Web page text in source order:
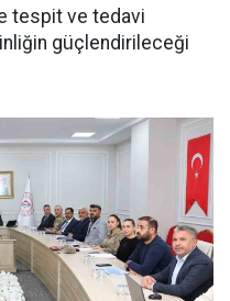
tespit ve tedavi
güçlendirileceği